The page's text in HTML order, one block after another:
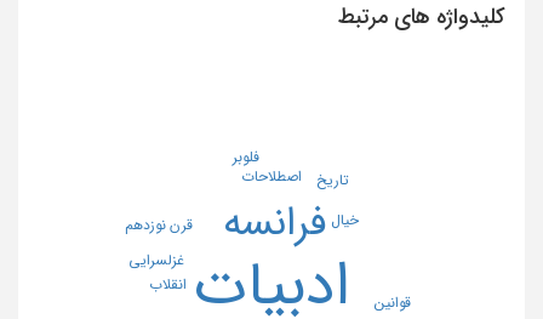
کلیدواژه های مرتبط
ادبیات
فرانسه
اصطلاحات
انقلاب
تاریخ
خیال
غزلسرایی
فلوبر
قرن نوزدهم
قوانین